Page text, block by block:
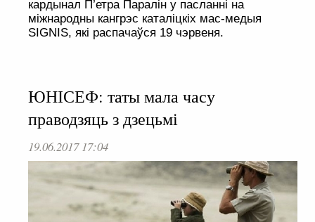
кардынал П’етра Паралін у пасланні на
міжнародны кангрэс каталіцкіх мас-медыя
SIGNIS, які распачаўся 19 чэрвеня.
ЮНІСЕФ: таты мала часу
праводзяць з дзецьмі
19.06.2017 17:04